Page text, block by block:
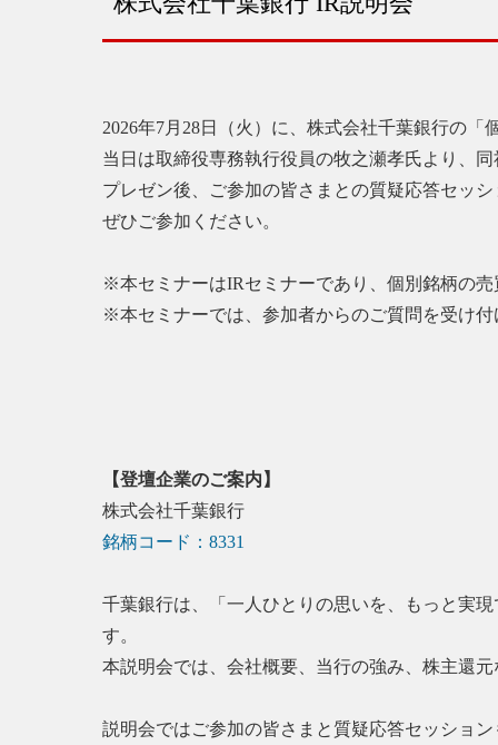
2026年7月28日（火）に、株式会社千葉銀行の
当日は取締役専務執行役員の牧之瀬孝氏より、
プレゼン後、ご参加の皆さまとの質疑応答セッ
ぜひご参加ください。
※本セミナーはIRセミナーであり、個別銘柄の
※本セミナーでは、参加者からのご質問を受け
【登壇企業のご案内】
株式会社千葉銀行
銘柄コード：8331
千葉銀行は、「一人ひとりの思いを、もっと実
す。
本説明会では、会社概要、当行の強み、株主還
説明会ではご参加の皆さまと質疑応答セッショ